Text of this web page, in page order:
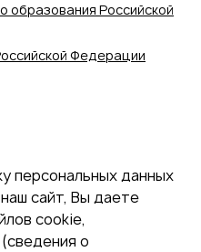
образования Российской
Федерации
персональных данных
сайт, Вы даете
cookie,
о